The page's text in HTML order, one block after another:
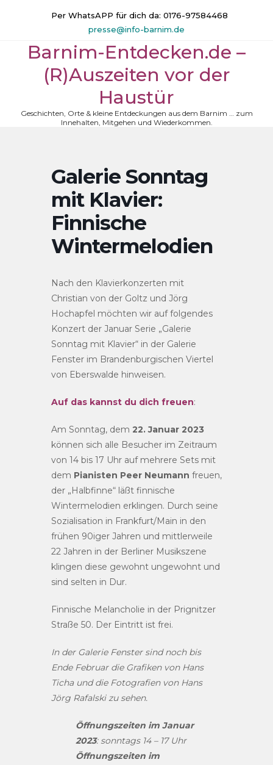
Per WhatsAPP für dich da: 0176-97584468
presse@info-barnim.de
Barnim-Entdecken.de –
(R)Auszeiten vor der
Haustür
Geschichten, Orte & kleine Entdeckungen aus dem Barnim … zum
Innehalten, Mitgehen und Wiederkommen.
Galerie Sonntag
mit Klavier:
Finnische
Wintermelodien
Nach den Klavierkonzerten mit
Christian von der Goltz und Jörg
Hochapfel möchten wir auf folgendes
Konzert der Januar Serie „Galerie
Sonntag mit Klavier“ in der Galerie
Fenster im Brandenburgischen Viertel
von Eberswalde hinweisen.
Auf das kannst du dich freuen:
Am Sonntag, dem 22. Januar 2023
können sich alle Besucher im Zeitraum
von 14 bis 17 Uhr auf mehrere Sets mit
dem Pianisten Peer Neumann freuen,
der „Halbfinne“ läßt finnische
Wintermelodien erklingen. Durch seine
Sozialisation in Frankfurt/Main in den
frühen 90iger Jahren und mittlerweile
22 Jahren in der Berliner Musikszene
klingen diese gewohnt ungewohnt und
sind selten in Dur.
Finnische Melancholie in der Prignitzer
Straße 50. Der Eintritt ist frei.
In der Galerie Fenster sind noch bis
Ende Februar die Grafiken von Hans
Ticha und die Fotografien von Hans
Jörg Rafalski zu sehen.
Öffnungszeiten im Januar
2023: sonntags 14 – 17 Uhr
Öffnungszeiten im